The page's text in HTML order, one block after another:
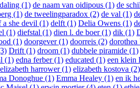
(1) de naam van oidipous (1) de
(1) de tweelingparadox (2) de val (1)
a she devil (1) delft (1) Delia Owens (1)
(1) diefstal (1) dien l. de boer (1) dik (1)
(1) doorgever (1) doorreis (2) dorothea
Drift (1) droom (1) dubbele piramide (1)
(1) edna ferber (1) educated (1) een klein
elizabeth harrower (1) elizabeth kostova (2)
Donoghue (1) Emma Healey (1) en ik